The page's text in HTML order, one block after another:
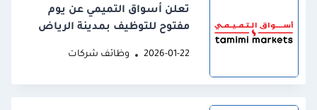
تعلن أسواق التميمي عن يوم
مفتوح للتوظيف بمدينة الرياض
2026-01-22 وظائف شركات